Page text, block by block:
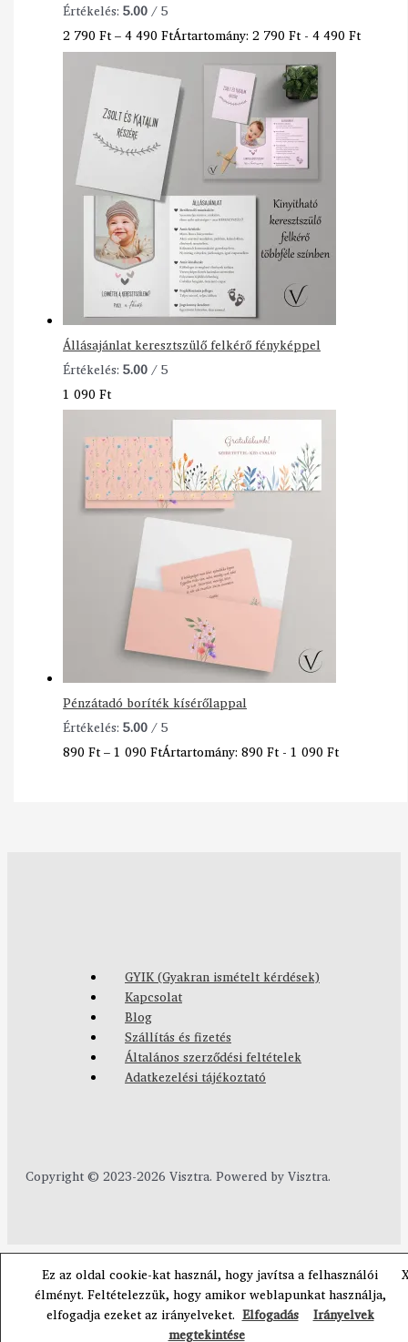
Értékelés:5.00/ 5
2 790Ft–4 490FtÁrtartomány: 2 790 Ft - 4 490 Ft
Állásajánlat keresztszülő felkérő fényképpel
Értékelés:5.00/ 5
1 090Ft
Pénzátadó boríték kísérőlappal
Értékelés:5.00/ 5
890Ft–1 090FtÁrtartomány: 890 Ft - 1 090 Ft
GYIK (Gyakran ismételt kérdések)
Kapcsolat
Blog
Szállítás és fizetés
Általános szerződési feltételek
Adatkezelési tájékoztató
Copyright © 2023-2026 Visztra. Powered by Visztra.
Ez az oldal cookie-kat használ, hogy javítsa a felhasználói
élményt. Feltételezzük, hogy amikor weblapunkat használja,
elfogadja ezeket az irányelveket. Elfogadás
Irányelvek
megtekintése